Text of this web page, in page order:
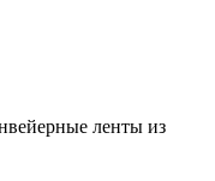
ленты из